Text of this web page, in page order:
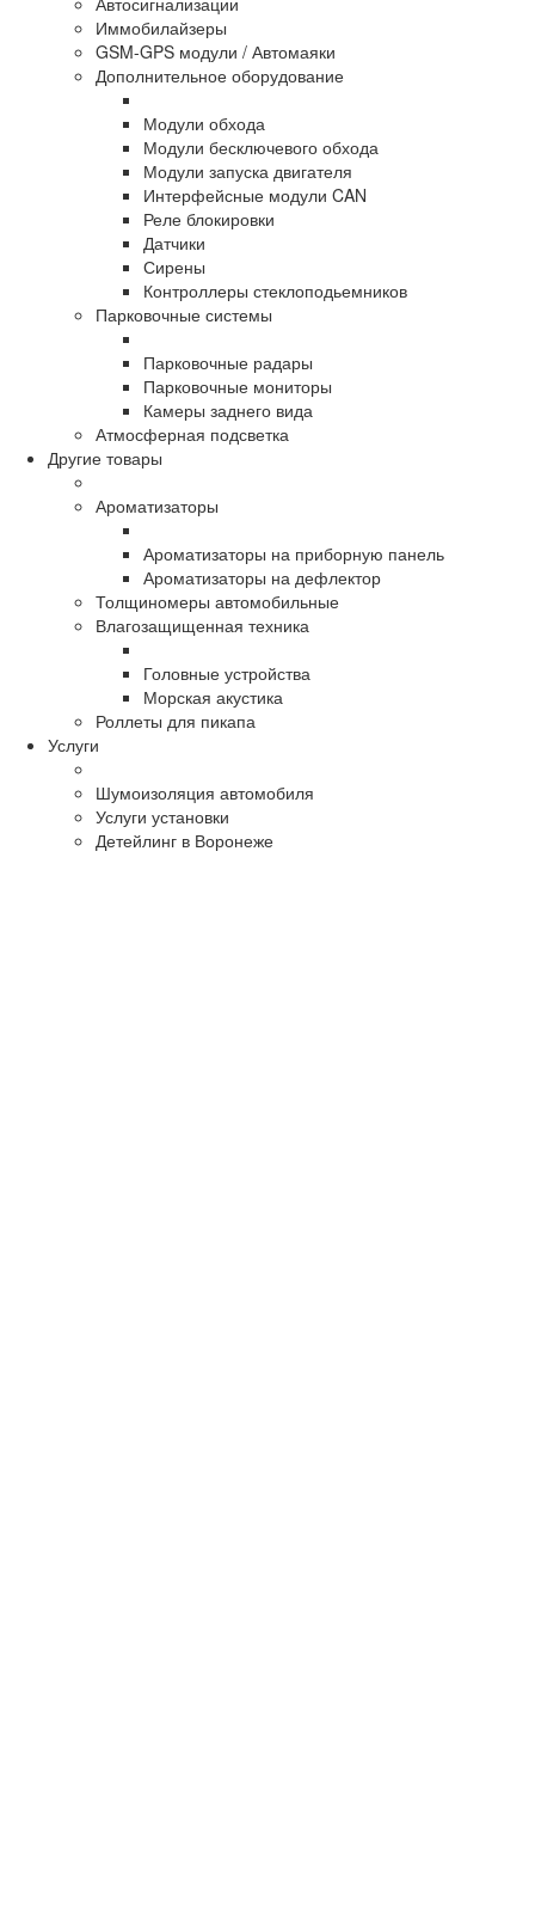
Иммобилайзеры
GSM-GPS модули / Автомаяки
Дополнительное оборудование
Модули обхода
Модули бесключевого обхода
Модули запуска двигателя
Интерфейсные модули CAN
Реле блокировки
Датчики
Сирены
Контроллеры стеклоподьемников
Парковочные системы
Парковочные радары
Парковочные мониторы
Камеры заднего вида
Атмосферная подсветка
Другие товары
Ароматизаторы
Ароматизаторы на приборную панель
Ароматизаторы на дефлектор
Толщиномеры автомобильные
Влагозащищенная техника
Головные устройства
Морская акустика
Роллеты для пикапа
Услуги
Шумоизоляция автомобиля
Услуги установки
Детейлинг в Воронеже